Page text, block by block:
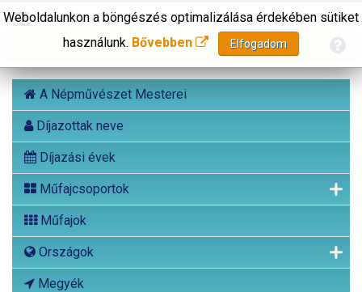
A Népművészet Mesterei
Díjazottak neve
Díjazási évek
Műfajcsoportok
Műfajok
Országok
Megyék
Weboldalunkon a böngészés optimalizálása érdekében sütiket
használunk. Bővebben Elfogadom